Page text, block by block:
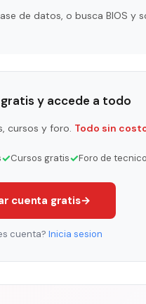
de datos, o busca BIOS y
y accede a todo
cursos y foro. Todo sin
✓Cursos gratis✓Foro de
cuenta gratis→
cuenta? Inicia sesion